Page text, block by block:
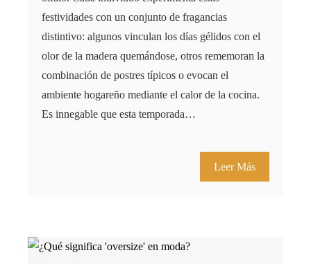
festividades con un conjunto de fragancias
distintivo: algunos vinculan los días gélidos con el
olor de la madera quemándose, otros rememoran la
combinación de postres típicos o evocan el
ambiente hogareño mediante el calor de la cocina.
Es innegable que esta temporada…
Leer Más